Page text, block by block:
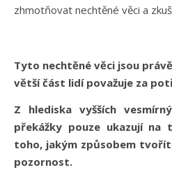
zhmotňovat nechtěné věci a
Tyto nechtěné věci jsou
větší část lidí považuje za
Z hlediska vyšších
překážky pouze ukazují
toho, jakým způsobem
pozornost.